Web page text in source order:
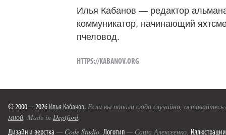
Илья Кабанов — редактор
коммуникатор, начинающий
пчеловод.
HTTPS://KABANOV.ORG
© 2000—2026 Илья Кабанов. Если вы попали сюда случайно,
мной. Made in Deptford.
Дизайн и верстка — Code Studio. Логотип — Саша Алексеенко. Иллюстрации